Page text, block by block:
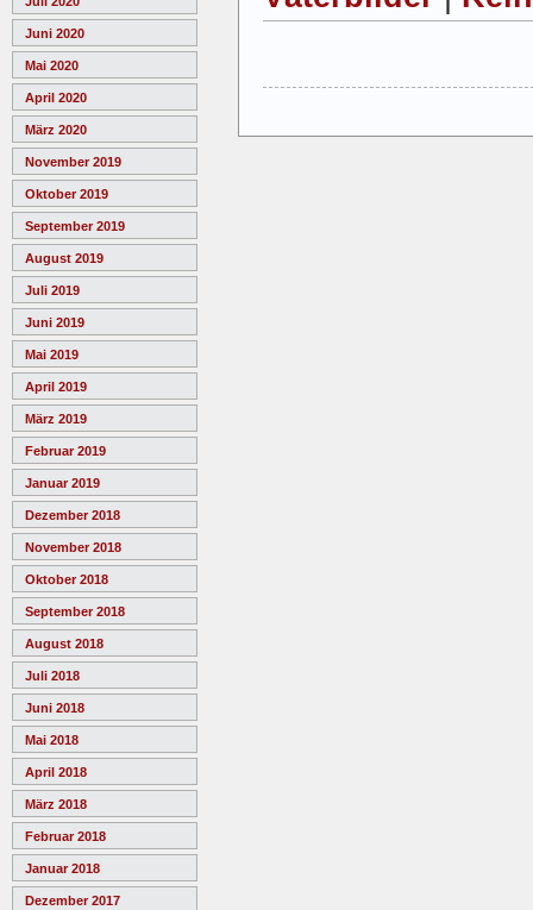
Juni 2020
Mai 2020
April 2020
März 2020
November 2019
Oktober 2019
September 2019
August 2019
Juli 2019
Juni 2019
Mai 2019
April 2019
März 2019
Februar 2019
Januar 2019
Dezember 2018
November 2018
Oktober 2018
September 2018
August 2018
Juli 2018
Juni 2018
Mai 2018
April 2018
März 2018
Februar 2018
Januar 2018
Dezember 2017